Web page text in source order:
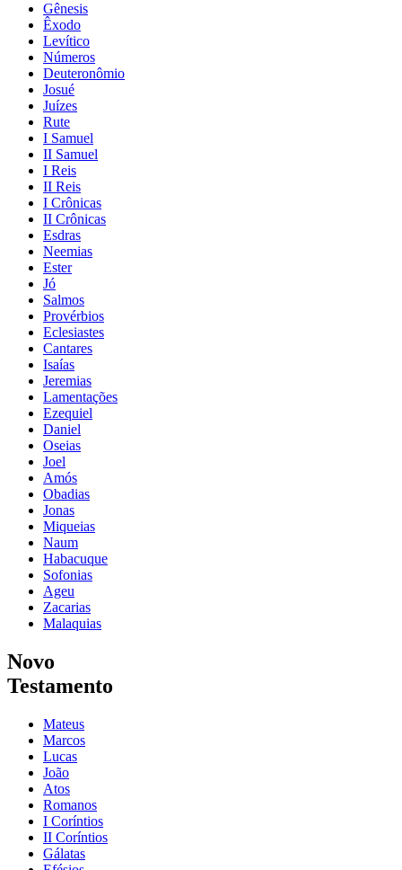
Gênesis
Êxodo
Levítico
Números
Deuteronômio
Josué
Juízes
Rute
I Samuel
II Samuel
I Reis
II Reis
I Crônicas
II Crônicas
Esdras
Neemias
Ester
Jó
Salmos
Provérbios
Eclesiastes
Cantares
Isaías
Jeremias
Lamentações
Ezequiel
Daniel
Oseias
Joel
Amós
Obadias
Jonas
Miqueias
Naum
Habacuque
Sofonias
Ageu
Zacarias
Malaquias
Novo
Testamento
Mateus
Marcos
Lucas
João
Atos
Romanos
I Coríntios
II Coríntios
Gálatas